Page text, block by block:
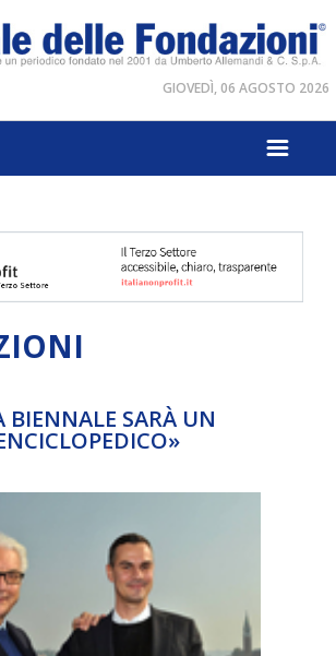
GIOVEDÌ, 06 AGOSTO 2026
BIENNALE SARÀ UN